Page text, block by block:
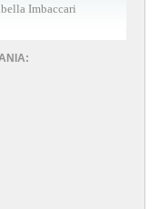
Imbaccari